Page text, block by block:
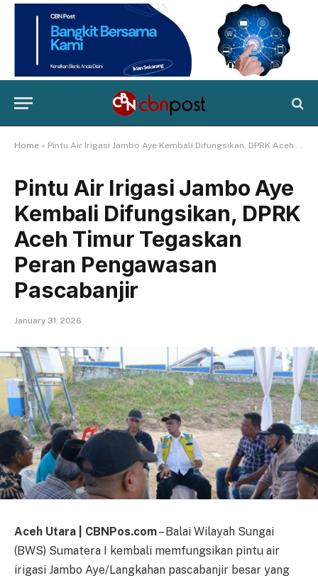
Home » Pintu Air Irigasi Jambo Aye Kembali Difungsikan, DPRK Aceh Timur Tegaskan Peran Pengawasan Pascabanjir
Pintu Air Irigasi Jambo Aye
Kembali Difungsikan, DPRK
Aceh Timur Tegaskan
Peran Pengawasan
Pascabanjir
January 31, 2026
Aceh Utara | CBNPos.com– Balai Wilayah Sungai
(BWS) Sumatera I kembali memfungsikan pintu air
irigasi Jambo Aye/Langkahan pascabanjir besar yang